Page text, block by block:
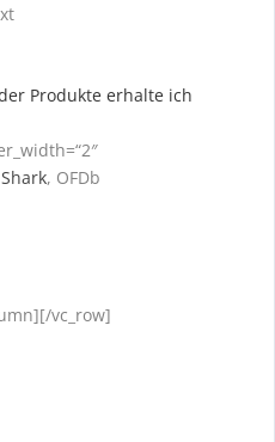
Produkte erhalte ich
, OFDb
vc_row]